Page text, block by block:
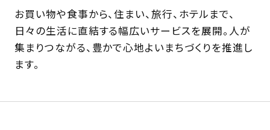
お買い物や食事から、住まい、旅行、ホテルまで、
日々の生活に直結する幅広いサービスを展開。人が
集まりつながる、豊かで心地よいまちづくりを推進し
ます。